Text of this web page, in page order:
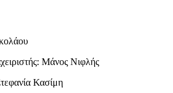
Μάνος Νιφλής
Κασίμη